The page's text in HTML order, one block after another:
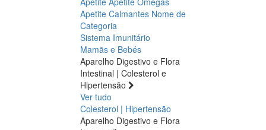
Apetite Calmantes Nome de
Categoria
Sistema Imunitário
Mamãs e Bebés
Aparelho Digestivo e Flora
Intestinal | Colesterol e
Hipertensão
Ver tudo
Colesterol | Hipertensão
Aparelho Digestivo e Flora